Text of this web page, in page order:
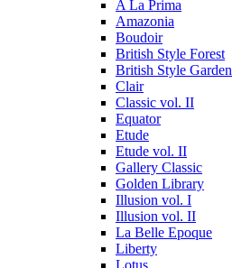
A La Prima
Amazonia
Boudoir
British Style Forest
British Style Garden
Clair
Classic vol. II
Equator
Etude
Etude vol. II
Gallery Classic
Golden Library
Illusion vol. I
Illusion vol. II
La Belle Epoque
Liberty
Lotus